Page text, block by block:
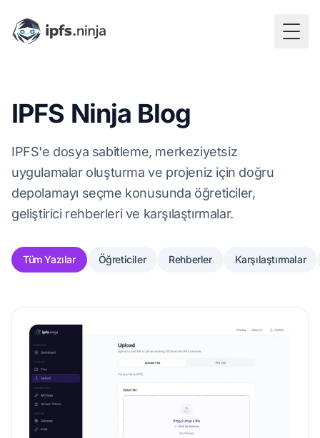
IPFS Ninja Blog
IPFS'e dosya sabitleme, merkeziyetsiz
uygulamalar oluşturma ve projeniz için doğru
depolamayı seçme konusunda öğreticiler,
geliştirici rehberleri ve karşılaştırmalar.
Tüm Yazılar Öğreticiler Rehberler Karşılaştırmalar